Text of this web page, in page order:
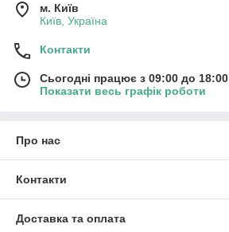
м. Київ
Київ, Україна
Контакти
Сьогодні працює з 09:00 до 18:00
Показати весь графік роботи
Про нас
Контакти
Доставка та оплата